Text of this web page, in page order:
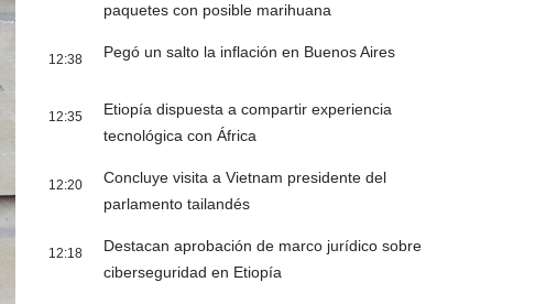
paquetes con posible marihuana
12:38 Pegó un salto la inflación en Buenos Aires
12:35
Etiopía dispuesta a compartir experiencia
tecnológica con África
12:20
Concluye visita a Vietnam presidente del
parlamento tailandés
12:18
Destacan aprobación de marco jurídico sobre
ciberseguridad en Etiopía